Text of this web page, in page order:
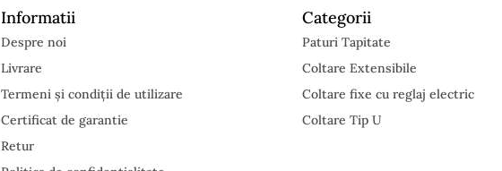
Informatii
Despre noi
Livrare
Termeni și condiții de utilizare
Certificat de garantie
Retur
Categorii
Paturi Tapitate
Coltare Extensibile
Coltare fixe cu reglaj electric
Coltare Tip U